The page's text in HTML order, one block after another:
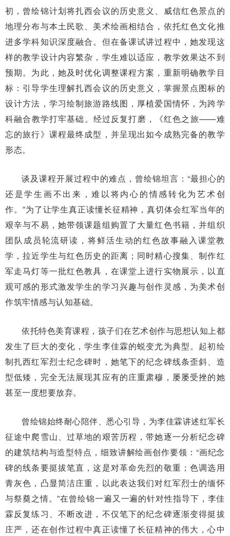
初，曾绘锦计划将扎西会议的历史意义、威信红色景点的
地理分布与本土民歌、美术绘画相结合，依托红色文化推
进多学科知识深度融合。但在备课试讲过程中，她发现这
样的教学设计内容繁杂，学生难以适应，教学效果达不到
预期。为此，她及时优化调整课程方案，重新明确教学目
标：引导学生理解扎西会议的历史意义，掌握景点图标的
设计方法，学习绘制旅游路线图，厚植爱国情怀，为跨学
科融合教学打牢基础。经过反复打磨，《红色之旅——难
忘的旅行》课程最终成型，并呈现出如今成熟完备的教学
形态。
谈及课程开展过程中的难点，曾绘锦坦言：“最担心的
还是学生画不出来，难以将内心的情感转化为艺术创
作。”为了让学生真正读懂长征精神，真切体会红军当年的
艰辛与不易，她带领课题组购置了大量红色书籍，并组织
团队成员轮流研读，将鲜活生动的红色故事融入课堂教
学，拉近学生与红色历史的距离；同时精心搜集、制作红
军走马灯等一批红色教具，在课堂上进行实物展示，以直
观可感的形式激发学生的学习兴趣与创作灵感，为美术创
作筑牢情感与认知基础。
依托特色美育课程，孩子们在艺术创作与思想认知上都
发生了巨大的变化，学生李佳霖的蜕变尤为典型。起初绘
制扎西红军烈士纪念碑时，她笔下的纪念碑线条歪斜、造
型低矮，完全无法展现其应有的庄重肃穆，屡屡受挫的她
甚至一度想要放弃。
曾绘锦始终耐心陪伴、悉心引导，为李佳霖讲述红军长
征途中爬雪山、过草地的艰苦历程，带她逐一分析纪念碑
的建筑结构与造型特点，细致讲解绘画创作要领：“画纪念
碑的线条要挺拔笔直，这是对革命先烈的敬重；色调选用
青灰色，凸显简洁庄重，以此表达我们对红军烈士的缅怀
与祭奠之情。”在曾绘锦一遍又一遍的针对性指导下，李佳
霖反复练习、不断改进，不仅笔下的纪念碑逐渐变得挺拔
庄严，还在创作过程中真正读懂了长征精神的伟大，心中